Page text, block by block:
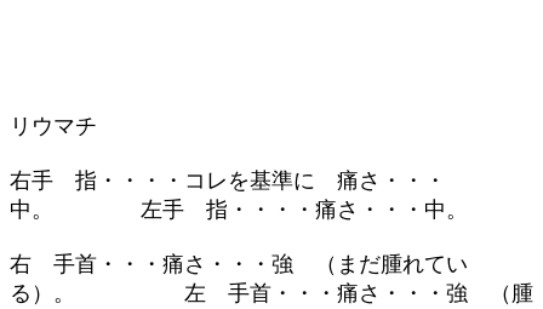
リウマチ
右手 指・・・・コレを基準に 痛さ・・・
中。 左手 指・・・・痛さ・・・中。
右 手首・・・痛さ・・・強 （まだ腫れてい
る）。 左 手首・・・痛さ・・・強 （腫